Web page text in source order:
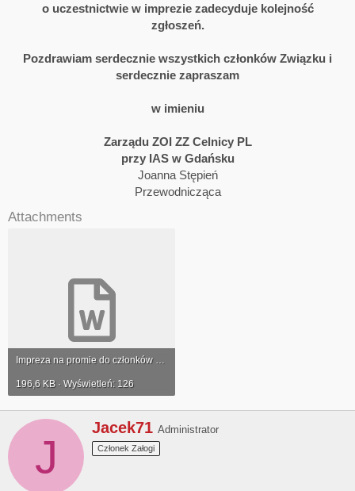
o uczestnictwie w imprezie zadecyduje kolejność
zgłoszeń.
Pozdrawiam serdecznie wszystkich członków Związku i
serdecznie zapraszam
w imieniu
Zarządu ZOI ZZ Celnicy PL
przy IAS w Gdańsku
Joanna Stępień
Przewodnicząca​
Attachments
Impreza na promie do członków ZZ Celnicy PL.docx
196,6 KB · Wyświetleń: 126
J
W
r
Jacek71 Administrator
Członek Załogi